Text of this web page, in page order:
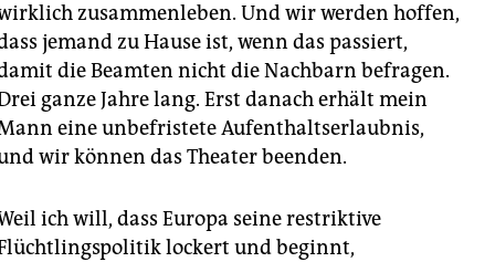
zusammenleben. Und wir werden hoffen,
jemand zu Hause ist, wenn das passiert,
die Beamten nicht die Nachbarn befragen.
ganze Jahre lang. Erst danach erhält mein
eine unbefristete Aufenthaltserlaubnis,
wir können das Theater beenden.
ich will, dass Europa seine restriktive
lockert und beginnt,